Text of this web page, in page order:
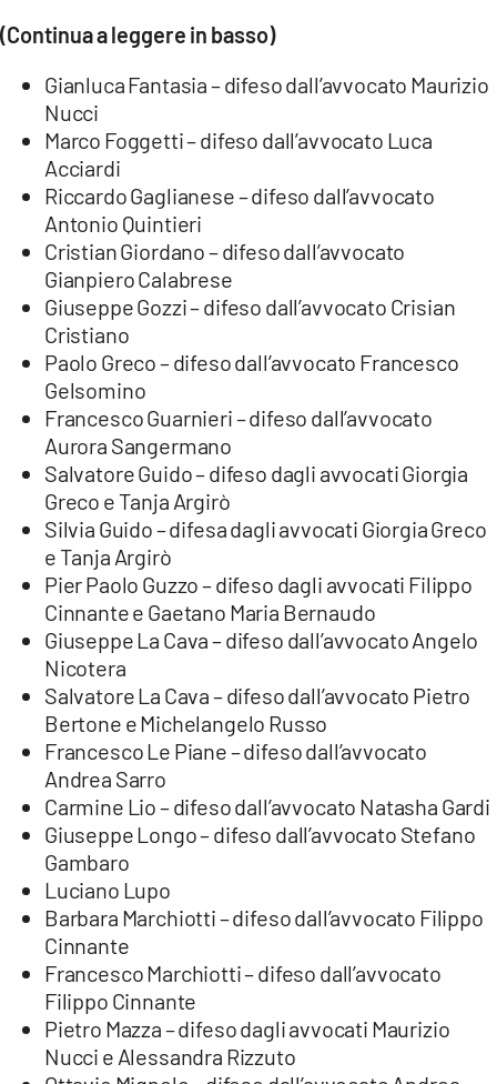
(Continua a leggere in basso)
Gianluca Fantasia – difeso dall’avvocato Maurizio
Nucci
Marco Foggetti – difeso dall’avvocato Luca
Acciardi
Riccardo Gaglianese – difeso dall’avvocato
Antonio Quintieri
Cristian Giordano – difeso dall’avvocato
Gianpiero Calabrese
Giuseppe Gozzi – difeso dall’avvocato Crisian
Cristiano
Paolo Greco – difeso dall’avvocato Francesco
Gelsomino
Francesco Guarnieri – difeso dall’avvocato
Aurora Sangermano
Salvatore Guido – difeso dagli avvocati Giorgia
Greco e Tanja Argirò
Silvia Guido – difesa dagli avvocati Giorgia Greco
e Tanja Argirò
Pier Paolo Guzzo – difeso dagli avvocati Filippo
Cinnante e Gaetano Maria Bernaudo
Giuseppe La Cava – difeso dall’avvocato Angelo
Nicotera
Salvatore La Cava – difeso dall’avvocato Pietro
Bertone e Michelangelo Russo
Francesco Le Piane – difeso dall’avvocato
Andrea Sarro
Carmine Lio – difeso dall’avvocato Natasha Gardi
Giuseppe Longo – difeso dall’avvocato Stefano
Gambaro
Luciano Lupo
Barbara Marchiotti – difeso dall’avvocato Filippo
Cinnante
Francesco Marchiotti – difeso dall’avvocato
Filippo Cinnante
Pietro Mazza – difeso dagli avvocati Maurizio
Nucci e Alessandra Rizzuto